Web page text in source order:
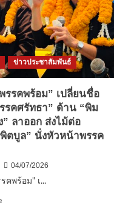
ทาง
ทะเบียน
ราษฎร
อย่าง
จริงจัง
เด็ด
ขาด
ข่าวประชาสัมพันธ์
รรคพร้อม” เปลี่ยนชื่อ
รคศรัทธา” ด้าน “พิม
” ลาออก ส่งไม้ต่อ
ตบูล” นั่งหัวหน้าพรรค
04/07/2026
คพร้อม" เ...
Read